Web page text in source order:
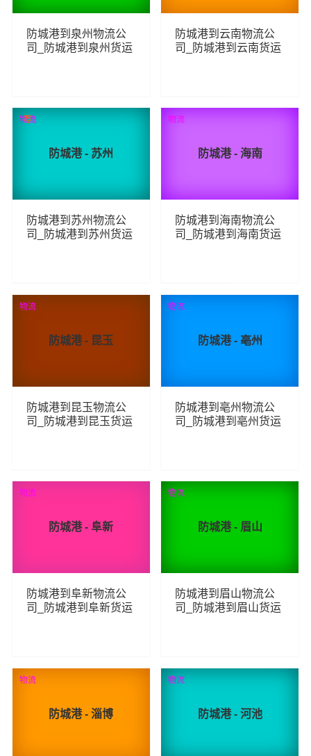
防城港到泉州物流公
司_防城港到泉州货运
223 查看详细
防城港到云南物流公
司_防城港到云南货运
222 查看详细
防城港 - 苏州
防城港到苏州物流公
司_防城港到苏州货运
337 查看详细
物流
荐
防城港 - 海南
防城港到海南物流公
司_防城港到海南货运
216 查看详细
物流
防城港 - 昆玉
防城港到昆玉物流公
司_防城港到昆玉货运
234 查看详细
物流
防城港 - 亳州
防城港到亳州物流公
司_防城港到亳州货运
195 查看详细
物流
防城港 - 阜新
防城港到阜新物流公
司_防城港到阜新货运
201 查看详细
物流
防城港 - 眉山
防城港到眉山物流公
司_防城港到眉山货运
202 查看详细
物流
防城港 - 淄博
物流
防城港 - 河池
物流